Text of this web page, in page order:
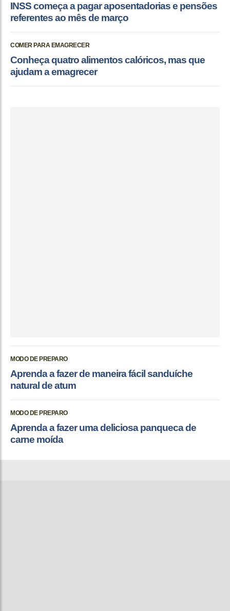
INSS começa a pagar aposentadorias e pensões
referentes ao mês de março
COMER PARA EMAGRECER
Conheça quatro alimentos calóricos, mas que
ajudam a emagrecer
MODO DE PREPARO
Aprenda a fazer de maneira fácil sanduíche
natural de atum
MODO DE PREPARO
Aprenda a fazer uma deliciosa panqueca de
carne moída